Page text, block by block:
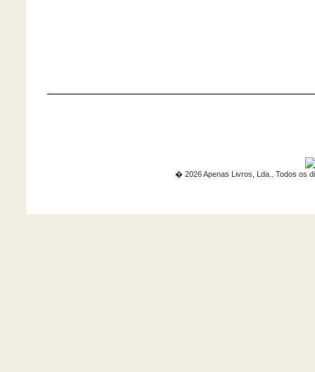
� 2026 Apenas Livros, Lda.. Todos os